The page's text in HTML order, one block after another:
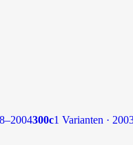
300c1 Varianten ·